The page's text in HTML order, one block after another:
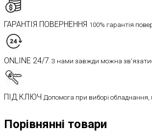
ГАРАНТІЯ ПОВЕРНЕННЯ 100% гарантія
ONLINE 24/7 З нами завжди можна
ПІД КЛЮЧ Допомога при виборі обладнання,
Порівнянні товари